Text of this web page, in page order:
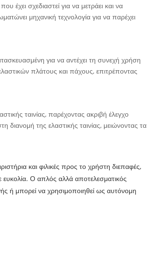
σχεδιαστεί για να μετράει και να
μηχανική τεχνολογία για να παρέχει
για να αντέχει τη συνεχή χρήση
πλάτους και πάχους, επιτρέποντας
ταινίας, παρέχοντας ακριβή έλεγχο
διανομή της ελαστικής ταινίας, μειώνοντας τα
και φιλικές προς το χρήστη διεπαφές,
ευκολία. Ο απλός αλλά αποτελεσματικός
ή μπορεί να χρησιμοποιηθεί ως αυτόνομη